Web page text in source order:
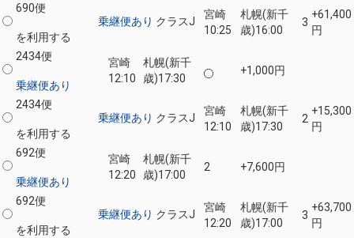
690便
乗継便あり クラスJ
を利用する
宮崎
10:25
札幌(新千
歳)16:00
3
+61,400
円
2434便
乗継便あり
宮崎
12:10
札幌(新千
歳)17:30
+1,000円
2434便
乗継便あり クラスJ
を利用する
宮崎
12:10
札幌(新千
歳)17:30
2
+15,300
円
692便
乗継便あり
宮崎
12:20
札幌(新千
歳)17:00
2 +7,600円
692便
乗継便あり クラスJ
を利用する
宮崎
12:20
札幌(新千
歳)17:00
3
+63,700
円